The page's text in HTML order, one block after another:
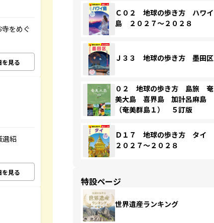
をめぐ
を見る
選紹
を見る
Ｃ０２ 地球の歩き方 ハワイ
島 ２０２７～２０２８
Ｊ３３ 地球の歩き方 墨田区
０２ 地球の歩き方 島旅 奄
美大島 喜界島 加計呂麻島
（奄美群島１） ５訂版
Ｄ１７ 地球の歩き方 タイ
２０２７～２０２８
特設ページ
世界遺産ランキング